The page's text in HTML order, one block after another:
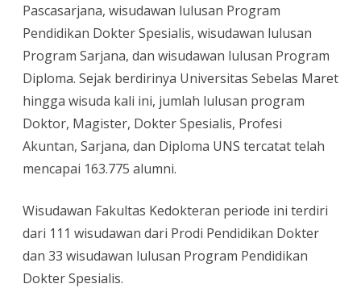
Pascasarjana, wisudawan lulusan Program
Pendidikan Dokter Spesialis, wisudawan lulusan
Program Sarjana, dan wisudawan lulusan Program
Diploma. Sejak berdirinya Universitas Sebelas Maret
hingga wisuda kali ini, jumlah lulusan program
Doktor, Magister, Dokter Spesialis, Profesi
Akuntan, Sarjana, dan Diploma UNS tercatat telah
mencapai 163.775 alumni.
Wisudawan Fakultas Kedokteran periode ini terdiri
dari 111 wisudawan dari Prodi Pendidikan Dokter
dan 33 wisudawan lulusan Program Pendidikan
Dokter Spesialis.